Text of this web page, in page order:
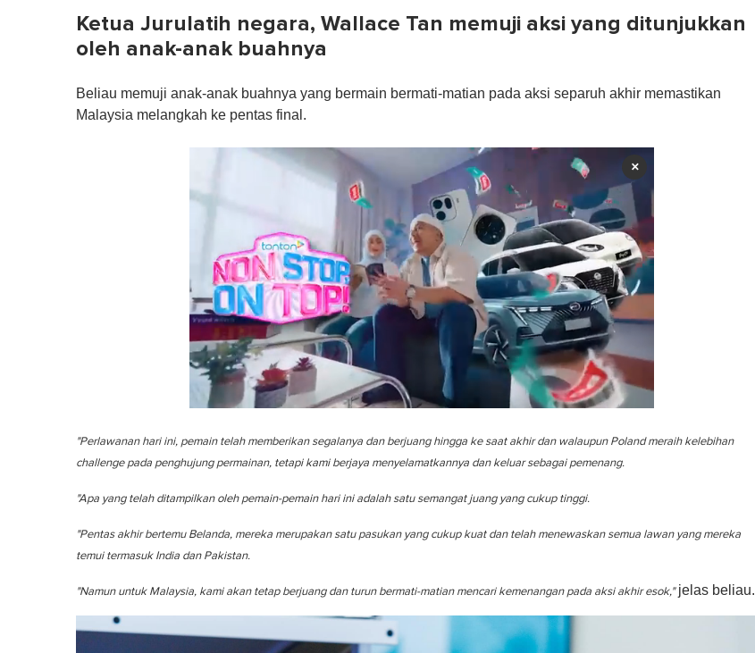
Ketua Jurulatih negara, Wallace Tan memuji aksi yang ditunjukkan
oleh anak-anak buahnya
Beliau memuji anak-anak buahnya yang bermain bermati-matian pada aksi separuh akhir memastikan
Malaysia melangkah ke pentas final.
×
e
c
o
d
o
1
i
n
u
"Perlawanan hari ini, pemain telah memberikan segalanya dan berjuang hingga ke saat akhir dan walaupun Poland meraih kelebihan
challenge pada penghujung permainan, tetapi kami berjaya menyelamatkannya dan keluar sebagai pemenang.
"Apa yang telah ditampilkan oleh pemain-pemain hari ini adalah satu semangat juang yang cukup tinggi.
"Pentas akhir bertemu Belanda, mereka merupakan satu pasukan yang cukup kuat dan telah menewaskan semua lawan yang mereka
temui termasuk India dan Pakistan.
"Namun untuk Malaysia, kami akan tetap berjuang dan turun bermati-matian mencari kemenangan pada aksi akhir esok,"jelas beliau.